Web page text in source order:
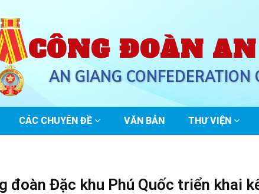
CÔNG ĐOÀN
AN GIANG CONFEDERATION
CÁC CHUYÊN ĐỀ VĂN BẢN THƯ VIỆN
đoàn Đặc khu Phú Quốc triển khai